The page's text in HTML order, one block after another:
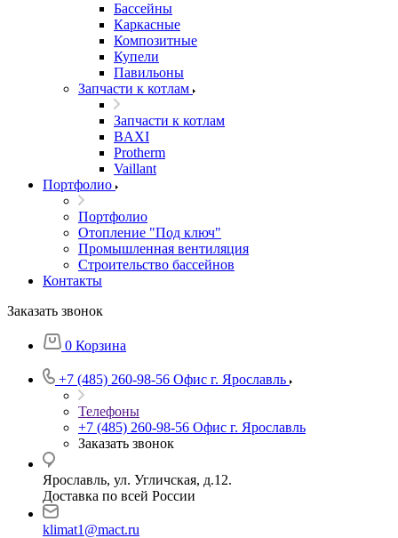
Бассейны
Каркасные
Композитные
Купели
Павильоны
Запчасти к котлам
Запчасти к котлам
BAXI
Protherm
Vaillant
Портфолио
Портфолио
Отопление "Под ключ"
Промышленная вентиляция
Строительство бассейнов
Контакты
Заказать звонок
0 Корзина
+7 (485) 260-98-56 Офис г. Ярославль
Телефоны
+7 (485) 260-98-56 Офис г. Ярославль
Заказать звонок
Ярославль, ул. Угличская, д.12.
Доставка по всей России
klimat1@mact.ru